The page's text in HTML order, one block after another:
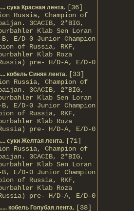
сука Красная лента. [36]
Russia, Champion of
3CACIB, 2*BIG,
Klab Sen Loran
E/D-0 Junior Champion
of Russia, RKF,
Klab Roza
pre- H/D-A, E/D-0
кобель Синяя лента. [33]
Russia, Champion of
3CACIB, 2*BIG,
Klab Sen Loran
E/D-0 Junior Champion
of Russia, RKF,
Klab Roza
pre- H/D-A, E/D-0
суки Желтая лента. [71]
Russia, Champion of
3CACIB, 2*BIG,
Klab Sen Loran
E/D-0 Junior Champion
of Russia, RKF,
Klab Roza
pre- H/D-A, E/D-0
кобель Голубая лента. [38]